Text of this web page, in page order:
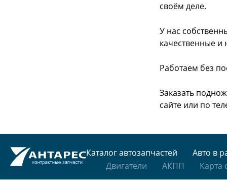
своём деле.
У нас
качественные и
Работаем без
Заказать
сайте или по
Каталог автозапчастей
Авто в
Двигатели
АКПП Карта